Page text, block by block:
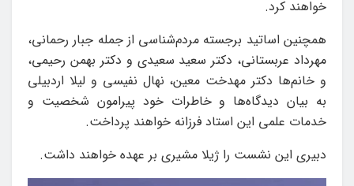
خواهند کرد.
همچنین اساتید برجسته مردم‌شناسی از جمله جبار رحمانی،
مهرداد عربستانی، دکتر سعید سعیدی و دکتر بهمن رحیمی،
و خانم‌ها دکتر مهدخت معین، نهال نفیسی و لیلا اردبیلی
به بیان دیدگاه‌ها و خاطرات خود پیرامون شخصیت و
خدمات علمی این استاد فرزانه خواهند پرداخت.
دبیری این نشست را ژیلا مشیری بر عهده خواهند داشت.